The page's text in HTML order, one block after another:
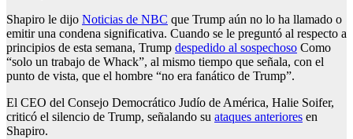
Shapiro le dijo Noticias de NBC que Trump aún no lo ha llamado o
emitir una condena significativa. Cuando se le preguntó al respecto a
principios de esta semana, Trump despedido al sospechoso Como
“solo un trabajo de Whack”, al mismo tiempo que señala, con el
punto de vista, que el hombre “no era fanático de Trump”.
El CEO del Consejo Democrático Judío de América, Halie Soifer,
criticó el silencio de Trump, señalando su ataques anteriores en
Shapiro.